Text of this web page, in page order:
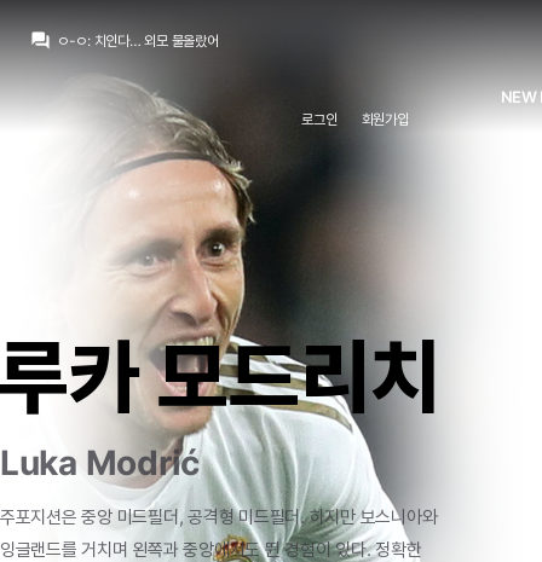
question_answer ㅇ-ㅇ: 치인다… 외모 물올랐어
The Athletic) 축구 최악의 이적 논란 톱10
농담 중에 놀란이 어벤져스 찍으면 마크 러팔로가 몸무게 200킬로 넘을때까지 영화 안 찍을거라고...
m.fmkorea.com/best/10189536467
풀컨디션이면 기대되긴함
무리뉴 얘기로는 베실바 신체상태 낮은 상태로 출전한거라던데
갈릴 수 밖에 없는듯..
기자: 브뉴데 쿠키 영상에 대해서 알고 있는 것 있습니까? / 가필드: 몰루?
와 ㄷㄷ 마지막 컷백 내주는거까지
NEW
로그인 회원가입
카 모드리치
Luka Modrić
주포지션은 중앙 미드필더,공격형미드필더.하지만보스니아와
잉글랜드를 거치며 왼쪽과 중앙에서도뛴경험이있다.정확한